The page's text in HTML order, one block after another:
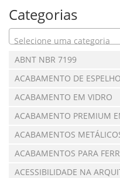
Categorias
Selecione uma categoria
ABNT NBR 7199
ACABAMENTO DE ESPELHO
ACABAMENTO EM VIDRO
ACABAMENTO PREMIUM
ACABAMENTOS
ACABAMENTOS PARA
ACESSIBILIDADE NA